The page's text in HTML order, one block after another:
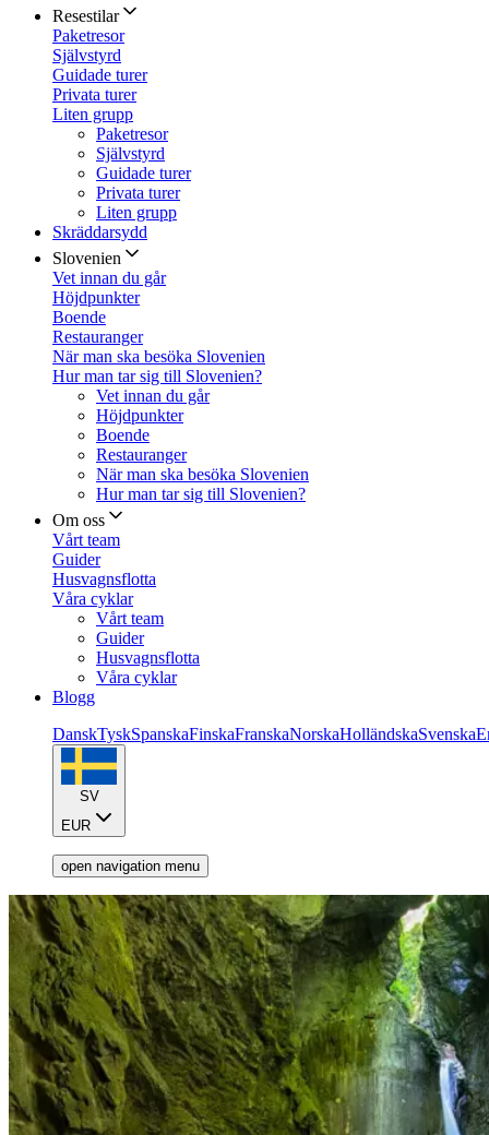
Resestilar
Paketresor
Självstyrd
Guidade turer
Privata turer
Liten grupp
Paketresor
Självstyrd
Guidade turer
Privata turer
Liten grupp
Skräddarsydd
Slovenien
Vet innan du går
Höjdpunkter
Boende
Restauranger
När man ska besöka Slovenien
Hur man tar sig till Slovenien?
Vet innan du går
Höjdpunkter
Boende
Restauranger
När man ska besöka Slovenien
Hur man tar sig till Slovenien?
Om oss
Vårt team
Guider
Husvagnsflotta
Våra cyklar
Vårt team
Guider
Husvagnsflotta
Våra cyklar
Blogg
DanskTyskSpanskaFinskaFranskaNorskaHolländskaSvenska
SV
EUR
open navigation menu